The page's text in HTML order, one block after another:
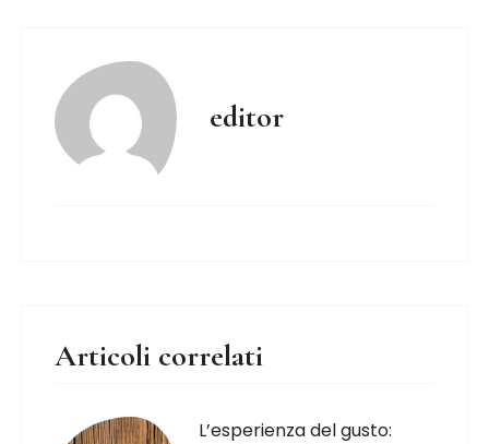
editor
Articoli correlati
L’esperienza del gusto: